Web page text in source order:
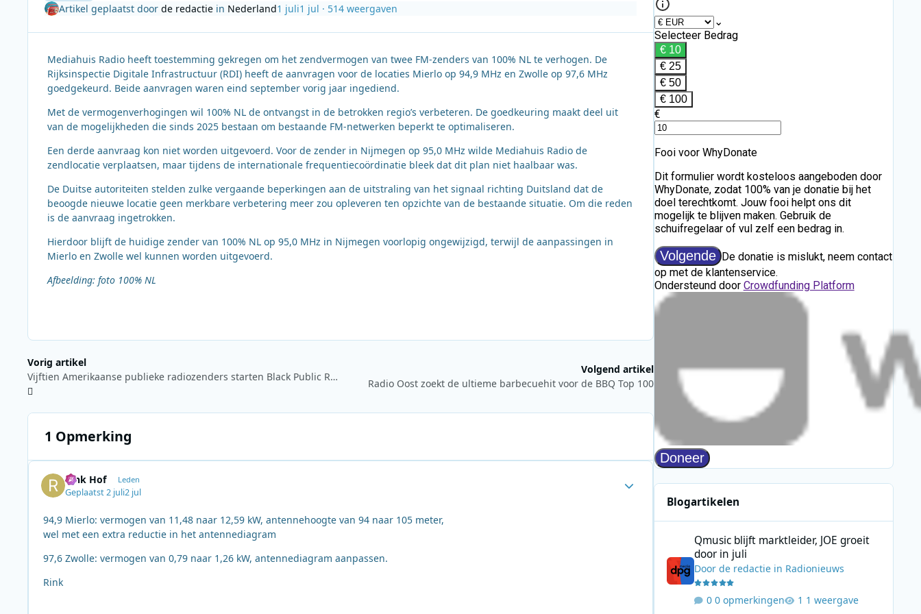
Artikel geplaatst door de redactiein Nederland1 juli1 jul · 514 weergaven
Mediahuis Radio heeft toestemming gekregen om het zendvermogen van twee FM-zenders van 100% NL te verhogen. De
Rijksinspectie Digitale Infrastructuur (RDI) heeft de aanvragen voor de locaties Mierlo op 94,9 MHz en Zwolle op 97,6 MHz
goedgekeurd. Beide aanvragen waren eind september vorig jaar ingediend.
Met de vermogenverhogingen wil 100% NL de ontvangst in de betrokken regio’s verbeteren. De goedkeuring maakt deel uit
van de mogelijkheden die sinds 2025 bestaan om bestaande FM-netwerken beperkt te optimaliseren.
Een derde aanvraag kon niet worden uitgevoerd. Voor de zender in Nijmegen op 95,0 MHz wilde Mediahuis Radio de
zendlocatie verplaatsen, maar tijdens de internationale frequentiecoördinatie bleek dat dit plan niet haalbaar was.
De Duitse autoriteiten stelden zulke vergaande beperkingen aan de uitstraling van het signaal richting Duitsland dat de
beoogde nieuwe locatie geen merkbare verbetering meer zou opleveren ten opzichte van de bestaande situatie. Om die reden
is de aanvraag ingetrokken.
Hierdoor blijft de huidige zender van 100% NL op 95,0 MHz in Nijmegen voorlopig ongewijzigd, terwijl de aanpassingen in
Mierlo en Zwolle wel kunnen worden uitgevoerd.
Afbeelding: foto 100% NL
Vorig artikel
Vijftien Amerikaanse publieke radiozenders starten Black Public Radio Network
Volgend artikel
Radio Oost zoekt de ultieme barbecuehit voor de BBQ Top 100
1 Opmerking
Rink Hof Leden
Geplaatst2 juli2 jul
Author stats
94,9 Mierlo: vermogen van 11,48 naar 12,59 kW, antennehoogte van 94 naar 105 meter,
wel met een extra reductie in het antennediagram
97,6 Zwolle: vermogen van 0,79 naar 1,26 kW, antennediagram aanpassen.
Rink
Blogartikelen
Qmusic blijft marktleider, JOE groeit
door in juli
Door de redactiein Radionieuws
0 opmerkingen 1 weergave